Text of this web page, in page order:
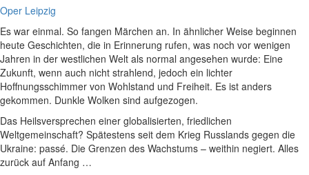
Oper Leipzig
Es war einmal. So fangen Märchen an. In ähnlicher Weise beginnen
heute Geschichten, die in Erinnerung rufen, was noch vor wenigen
Jahren in der westlichen Welt als normal angesehen wurde: Eine
Zukunft, wenn auch nicht strahlend, jedoch ein lichter
Hoffnungsschimmer von Wohlstand und Freiheit. Es ist anders
gekommen. Dunkle Wolken sind aufgezogen.
Das Heilsversprechen einer globalisierten, friedlichen
Weltgemeinschaft? Spätestens seit dem Krieg Russlands gegen die
Ukraine: passé. Die Grenzen des Wachstums – weithin negiert. Alles
zurück auf Anfang …